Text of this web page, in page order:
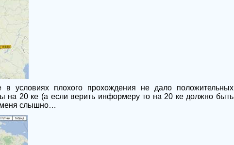
условиях плохого прохождения не дало положительных
на 20 ке (а если верить информеру то на 20 ке должно быть
меня слышно…